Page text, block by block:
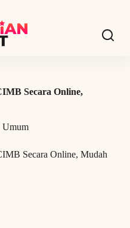
Secara Online,
Umum